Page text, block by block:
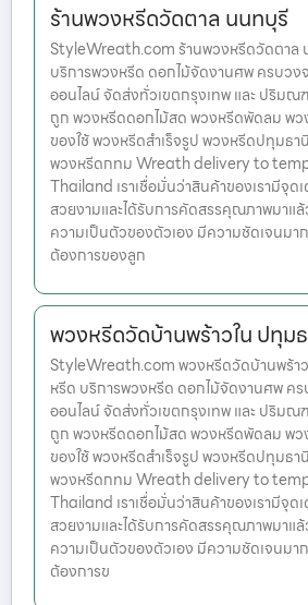
ร้านพวงหรีดวัดตาล นนทบุรี
StyleWreath.com ร้านพวงหรีดวัดตาล
บริการพวงหรีด ดอกไม้จัดงานศพ ครบวง
ออนไลน์ จัดส่งทั่วเขตกรุงเทพ และ ปริมณ
ถูก พวงหรีดดอกไม้สด พวงหรีดพัดลม พว
ของใช้ พวงหรีดสำเร็จรูป พวงหรีดปทุมธ
พวงหรีดกทม Wreath delivery to
Thailand เราเชื่อมั่นว่าสินค้าของเรามีจุ
สวยงามและได้รับการคัดสรรคุณภาพมาแ
ความเป็นตัวของตัวเอง มีความชัดเจนม
ต้องการของลูก
พวงหรีดวัดบ้านพร้าวใน ปทุม
StyleWreath.com พวงหรีดวัดบ้านพร้า
หรีด บริการพวงหรีด ดอกไม้จัดงานศพ ค
ออนไลน์ จัดส่งทั่วเขตกรุงเทพ และ ปริมณ
ถูก พวงหรีดดอกไม้สด พวงหรีดพัดลม พว
ของใช้ พวงหรีดสำเร็จรูป พวงหรีดปทุมธ
พวงหรีดกทม Wreath delivery to
Thailand เราเชื่อมั่นว่าสินค้าของเรามีจุ
สวยงามและได้รับการคัดสรรคุณภาพมาแ
ความเป็นตัวของตัวเอง มีความชัดเจนม
ต้องการข